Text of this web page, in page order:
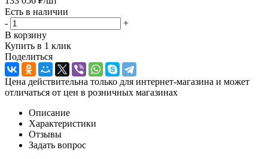
Есть в наличии
-
+
В корзину
Купить в 1 клик
Поделиться
Цена действительна только для интернет-магазина и может
отличаться от цен в розничных магазинах
Описание
Характеристики
Отзывы
Задать вопрос